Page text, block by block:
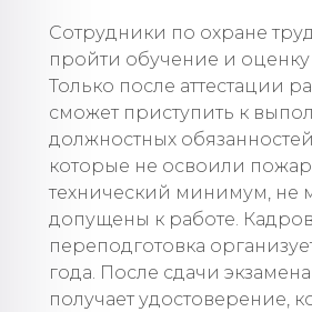
Сотрудники по охране
пройти обучение и оценку
Только после аттестации
сможет приступить к
должностных
которые не освоили
технический минимум, не
допущены к работе.
переподготовка
года. После сдачи
получает удостоверение,